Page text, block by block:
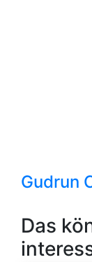
Gudrun
Das